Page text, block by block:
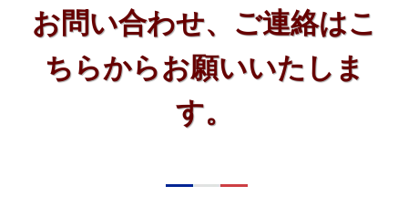
お問い合わせ、ご連絡はこ
ちらからお願いいたしま
す。